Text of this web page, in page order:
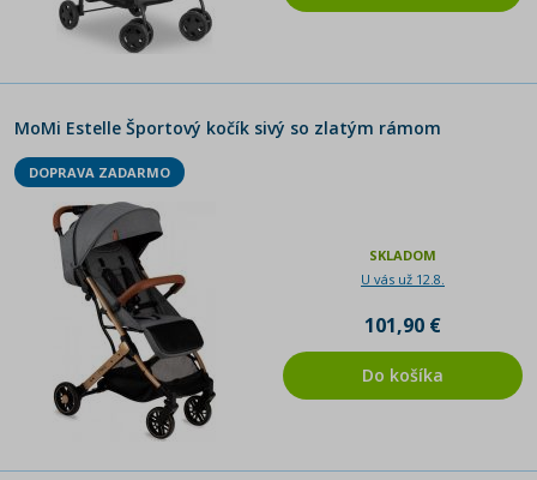
MoMi Estelle Športový kočík sivý so zlatým rámom
DOPRAVA ZADARMO
SKLADOM
U vás už 12.8.
101,90 €
Do košíka